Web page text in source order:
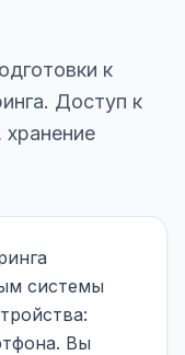
к
Доступ к
системы
Вы